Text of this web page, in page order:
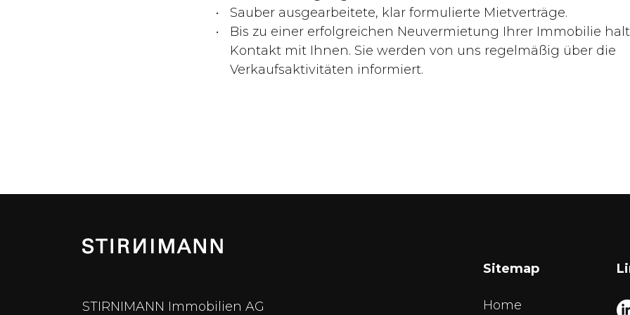
Sauber ausgearbeitete, klar formulierte Mietverträge.
Bis zu einer erfolgreichen Neuvermietung Ihrer Immobilie
Kontakt mit Ihnen. Sie werden von uns regelmäßig über die
Verkaufsaktivitäten informiert.
STIRNIMANN Immobilien AG
Sitemap
Home